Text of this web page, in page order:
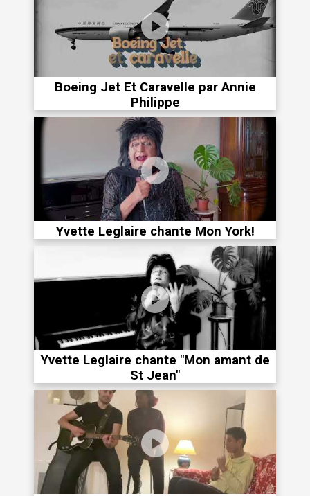
Boeing Jet Et Caravelle par Annie
Philippe
Yvette Leglaire chante Mon York!
Yvette Leglaire chante "Mon amant de
St Jean"